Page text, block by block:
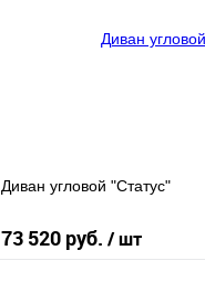
Диван угловой "Статус"
73 520 руб. / шт